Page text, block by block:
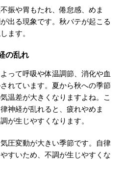
振や胃もたれ、倦怠感、めま
出る現象です。秋バテが起こる
ます。
の乱れ
って呼吸や体温調節、消化や血
れています。夏から秋への季節
温差が大きくなりますよね。こ
神経が乱れると、疲れやめま
が生じやすくなります。
圧変動が大きい季節です。自律
すいため、不調が生じやすくな